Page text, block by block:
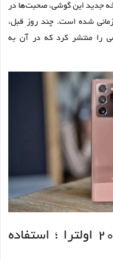
جدید این گوشی، صحبت‌ها در
شده است. چند روز قبل،
را منتشر کرد که در آن به
جزئیات جدید گلکسی نوت ۲۰ اولترا ؛ استفاده